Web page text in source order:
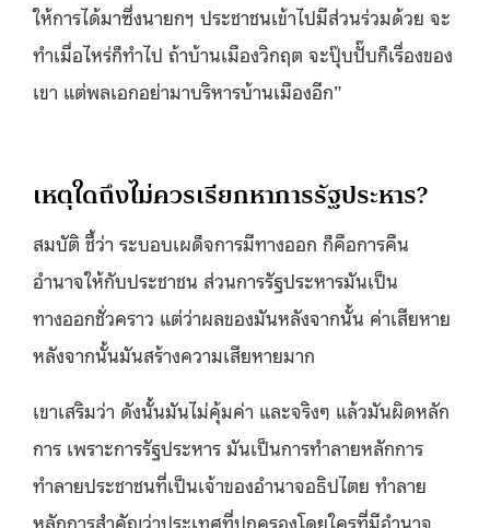
ให้การได้มาซึ่งนายกฯ ประชาชนเข้าไปมีส่วนร่วมด้วย จะ
ทำเมื่อไหร่ก็ทำไป ถ้าบ้านเมืองวิกฤต จะปุ๊บปั๊บก็เรื่องของ
เขา แต่พลเอกอย่ามาบริหารบ้านเมืองอีก”
เหตุใดถึงไม่ควรเรียกหาการรัฐประหาร?
สมบัติ ชี้ว่า ระบอบเผด็จการมีทางออก ก็คือการคืน
อำนาจให้กับประชาชน ส่วนการรัฐประหารมันเป็น
ทางออกชั่วคราว แต่ว่าผลของมันหลังจากนั้น ค่าเสียหาย
หลังจากนั้นมันสร้างความเสียหายมาก
เขาเสริมว่า ดังนั้นมันไม่คุ้มค่า และจริงๆ แล้วมันผิดหลัก
การ เพราะการรัฐประหาร มันเป็นการทำลายหลักการ
ทำลายประชาชนที่เป็นเจ้าของอำนาจอธิปไตย ทำลาย
หลักการสำคัญว่าประเทศที่ปกครองโดยใครที่มีอำนาจ